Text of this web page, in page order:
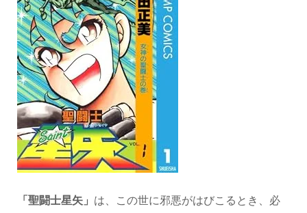
「聖闘士星矢」 は、この世に邪悪がはびこるとき、必